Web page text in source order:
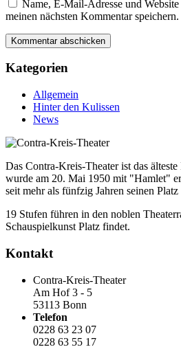
Name, E-Mail-Adresse und
meinen nächsten Kommentar speichern.
Kategorien
Allgemein
Hinter den Kulissen
News
Das Contra-Kreis-Theater ist das
wurde am 20. Mai 1950 mit "Hamlet"
seit mehr als fünfzig Jahren seinen
19 Stufen führen in den noblen
Schauspielkunst Platz findet.
Kontakt
Contra-Kreis-Theater
Am Hof 3 - 5
53113 Bonn
Telefon
0228 63 23 07
0228 63 55 17